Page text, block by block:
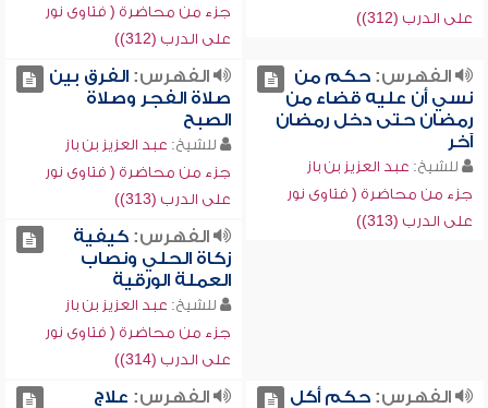
على الدرب (312))
جزء من محاضرة ( فتاوى نور
على الدرب (312))
الفهرس:حكم من
نسي أن عليه قضاء من
رمضان حتى دخل رمضان
آخر
للشيخ: عبد العزيز بن باز
جزء من محاضرة ( فتاوى نور
على الدرب (313))
الفهرس:الفرق بين
صلاة الفجر وصلاة
الصبح
للشيخ: عبد العزيز بن باز
جزء من محاضرة ( فتاوى نور
على الدرب (313))
الفهرس:كيفية
زكاة الحلي ونصاب
العملة الورقية
للشيخ: عبد العزيز بن باز
جزء من محاضرة ( فتاوى نور
على الدرب (314))
الفهرس:حكم أكل
الفهرس: علاج